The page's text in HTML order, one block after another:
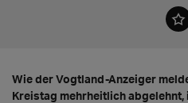
Wie der Vogtland-Anzeiger
Kreistag mehrheitlich